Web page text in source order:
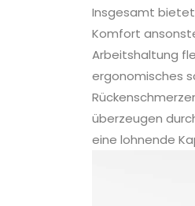
Insgesamt bietet
Komfort
Arbeitshaltung
ergonomisches
überzeugen
eine lohnende